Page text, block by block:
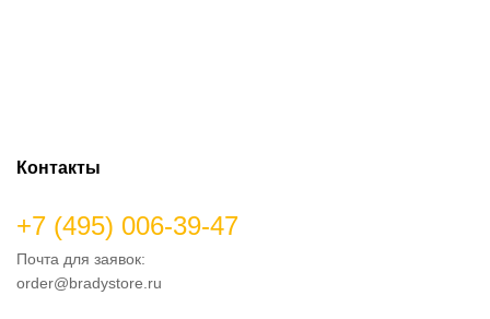
Контакты
+7 (495) 006-39-47
Почта для заявок:
order@bradystore.ru